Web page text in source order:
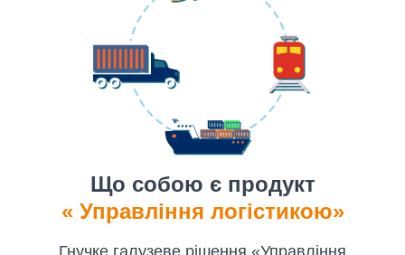
Що собою є продукт
« Управління логістикою»
Гнучке галузеве рішення «Управління